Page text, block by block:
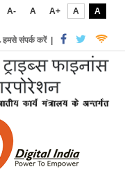
A- A A+ A
A
हमसे संपर्क करें|